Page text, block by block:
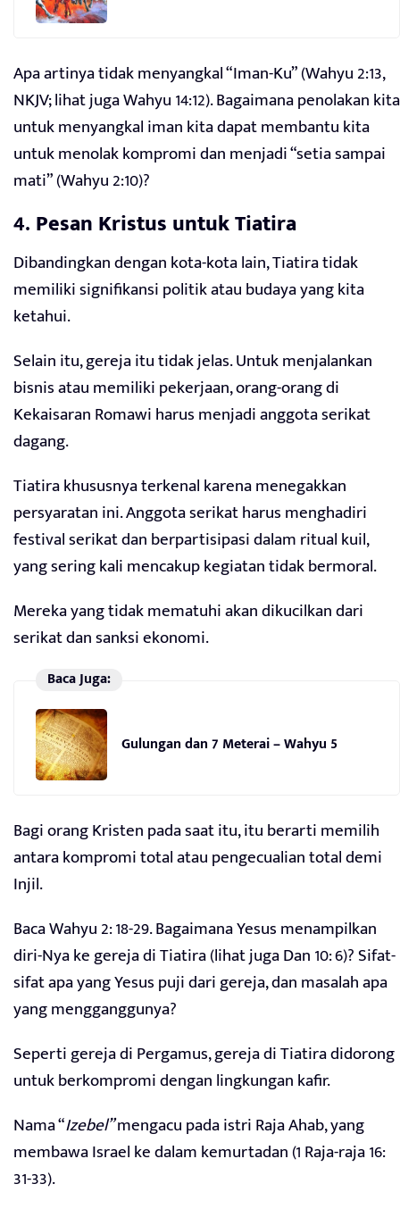
Apa artinya tidak menyangkal “Iman-Ku” (Wahyu 2:13,
NKJV; lihat juga Wahyu 14:12). Bagaimana penolakan kita
untuk menyangkal iman kita dapat membantu kita
untuk menolak kompromi dan menjadi “setia sampai
mati” (Wahyu 2:10)?
4. Pesan Kristus untuk Tiatira
Dibandingkan dengan kota-kota lain, Tiatira tidak
memiliki signifikansi politik atau budaya yang kita
ketahui.
Selain itu, gereja itu tidak jelas. Untuk menjalankan
bisnis atau memiliki pekerjaan, orang-orang di
Kekaisaran Romawi harus menjadi anggota serikat
dagang.
Tiatira khususnya terkenal karena menegakkan
persyaratan ini. Anggota serikat harus menghadiri
festival serikat dan berpartisipasi dalam ritual kuil,
yang sering kali mencakup kegiatan tidak bermoral.
Mereka yang tidak mematuhi akan dikucilkan dari
serikat dan sanksi ekonomi.
Baca Juga:
Gulungan dan 7 Meterai – Wahyu 5
Bagi orang Kristen pada saat itu, itu berarti memilih
antara kompromi total atau pengecualian total demi
Injil.
Baca Wahyu 2: 18-29. Bagaimana Yesus menampilkan
diri-Nya ke gereja di Tiatira (lihat juga Dan 10: 6)? Sifat-
sifat apa yang Yesus puji dari gereja, dan masalah apa
yang mengganggunya?
Seperti gereja di Pergamus, gereja di Tiatira didorong
untuk berkompromi dengan lingkungan kafir.
Nama “Izebel”mengacu pada istri Raja Ahab, yang
membawa Israel ke dalam kemurtadan (1 Raja-raja 16:
31-33).